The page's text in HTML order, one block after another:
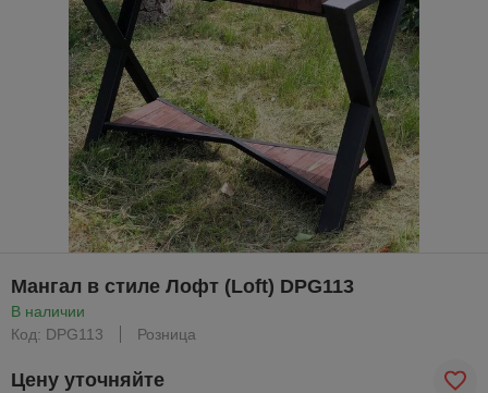
Мангал в стиле Лофт (Loft) DPG113
В наличии
Код: DPG113
Розница
Цену уточняйте